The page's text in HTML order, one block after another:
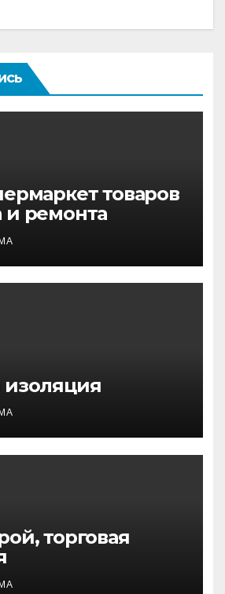
товаров
ремонта
изоляция
торговая